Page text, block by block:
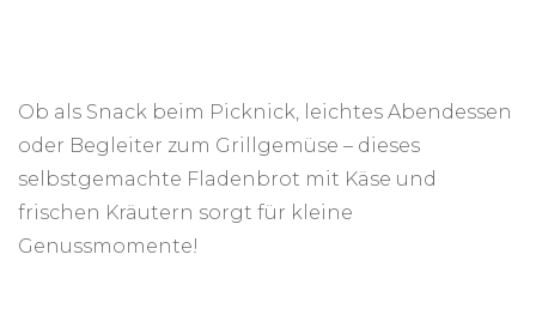
Ob als Snack beim Picknick, leichtes Abendessen
oder Begleiter zum Grillgemüse – dieses
selbstgemachte Fladenbrot mit Käse und
frischen Kräutern sorgt für kleine
Genussmomente!